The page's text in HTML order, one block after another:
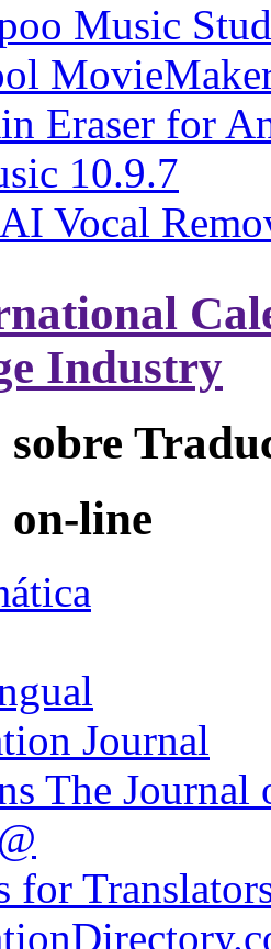
Music
Eraser for
10.9.7
Vocal
Industry
sobre
on-line
Journal
The
for